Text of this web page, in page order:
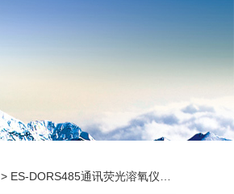
> ES-DORS485通讯荧光溶氧仪 智能联网水质监测